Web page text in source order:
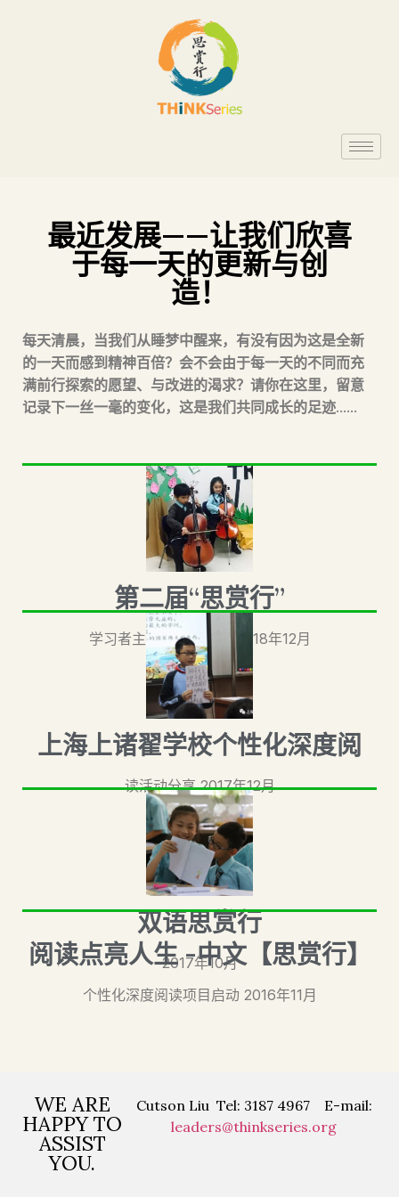
最近发展——让我们欣喜
于每一天的更新与创
造！
每天清晨，当我们从睡梦中醒来，有没有因为这是全新
的一天而感到精神百倍？会不会由于每一天的不同而充
满前行探索的愿望、与改进的渴求？请你在这里，留意
记录下一丝一毫的变化，这是我们共同成长的足迹……
第二届“思赏行”
学习者主导成果分享会 2018年12月
上海上诸翟学校个性化深度阅
读活动分享 2017年12月
双语思赏行
2017年10月
阅读点亮人生 -中文【思赏行】
个性化深度阅读项目启动 2016年11月
WE ARE
HAPPY TO
ASSIST
YOU.
Cutson Liu Tel: 3187 4967 E-mail:
leaders@thinkseries.org